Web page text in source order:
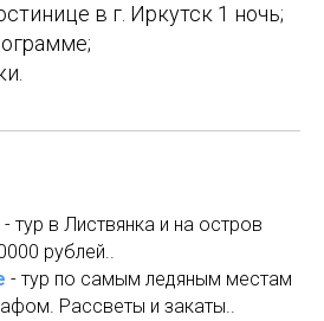
в г. Иркутск 1 ночь;
- тур в Листвянка и на остров
рублей..
- тур по самым ледяным местам
Рассветы и закаты..